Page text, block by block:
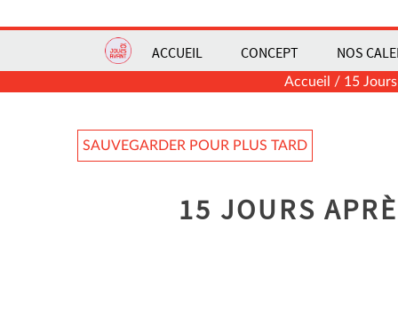
ACCUEIL CONCEPT NOS
Accueil / 15
SAUVEGARDER POUR PLUS TARD
15 JOURS